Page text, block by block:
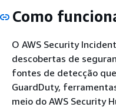
Como
O AWS Security
descobertas de
fontes de detecção
GuardDuty,
meio do AWS Security